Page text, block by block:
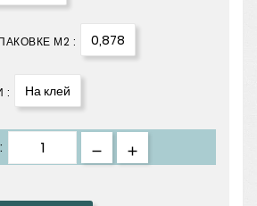
М2 : 0,878
: На клей